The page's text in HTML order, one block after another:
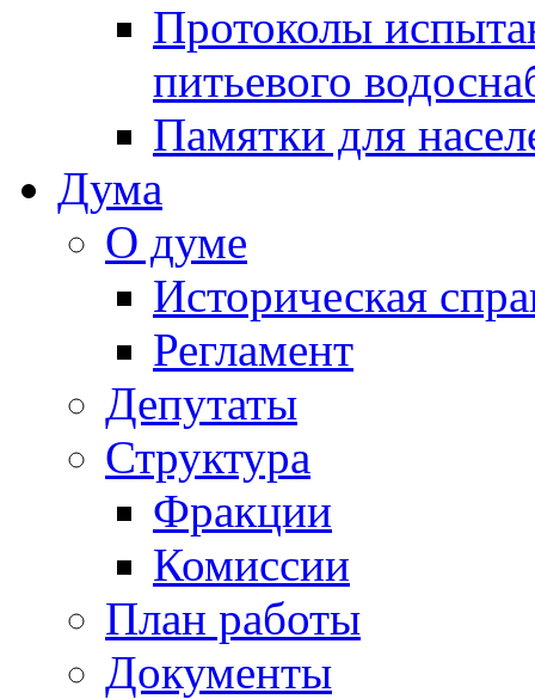
Протоколы
питьевого
Памятки для
Дума
О думе
Историческая
Регламент
Депутаты
Структура
Фракции
Комиссии
План работы
Документы